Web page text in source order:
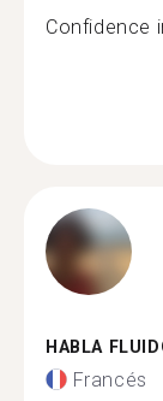
Confidence
HABLA
Francés